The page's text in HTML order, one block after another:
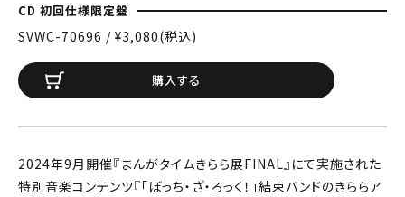
CD 初回仕様限定盤
SVWC-70696 / ¥3,080(税込)
購入する
2024年9月開催『まんがタイムきらら展FINAL』にて実施された
特別音楽コンテンツ『「ぼっち・ざ・ろっく！」結束バンドのきららア